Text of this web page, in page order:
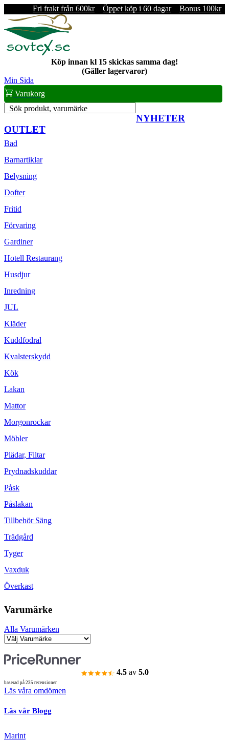
Fri frakt från 600kr Öppet köp i 60 dagar Bonus 100kr
Köp innan kl 15 skickas samma dag!
(Gäller lagervaror)
Min Sida
Varukorg
Sök produkt, varumärke
NYHETER
OUTLET
Bad
Barnartiklar
Belysning
Dofter
Fritid
Förvaring
Gardiner
Hotell Restaurang
Husdjur
Inredning
JUL
Kläder
Kuddfodral
Kvalsterskydd
Kök
Lakan
Mattor
Morgonrockar
Möbler
Plädar, Filtar
Prydnadskuddar
Påsk
Påslakan
Tillbehör Säng
Trädgård
Tyger
Vaxduk
Överkast
Varumärke
Alla Varumärken
4.5 av 5.0
baserad på 235 recensioner
Läs våra omdömen
Läs vår Blogg
Marint